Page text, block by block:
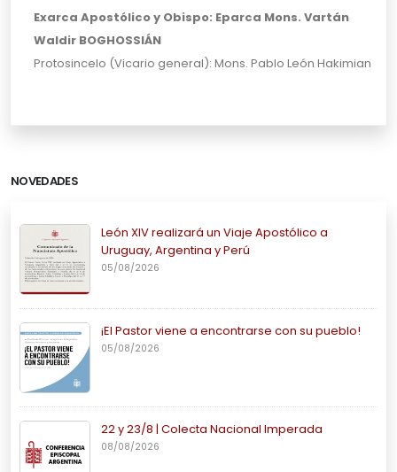
NOVEDADES
León XIV realizará un Viaje Apostólico a
Uruguay, Argentina y Perú
05/08/2026
¡El Pastor viene a encontrarse con su pueblo!
05/08/2026
22 y 23/8 | Colecta Nacional Imperada
08/08/2026
Exarca Apostólico y Obispo: Eparca Mons. Vartán
Waldir BOGHOSSIÁN
Protosincelo (Vicario general): Mons. Pablo León Hakimian